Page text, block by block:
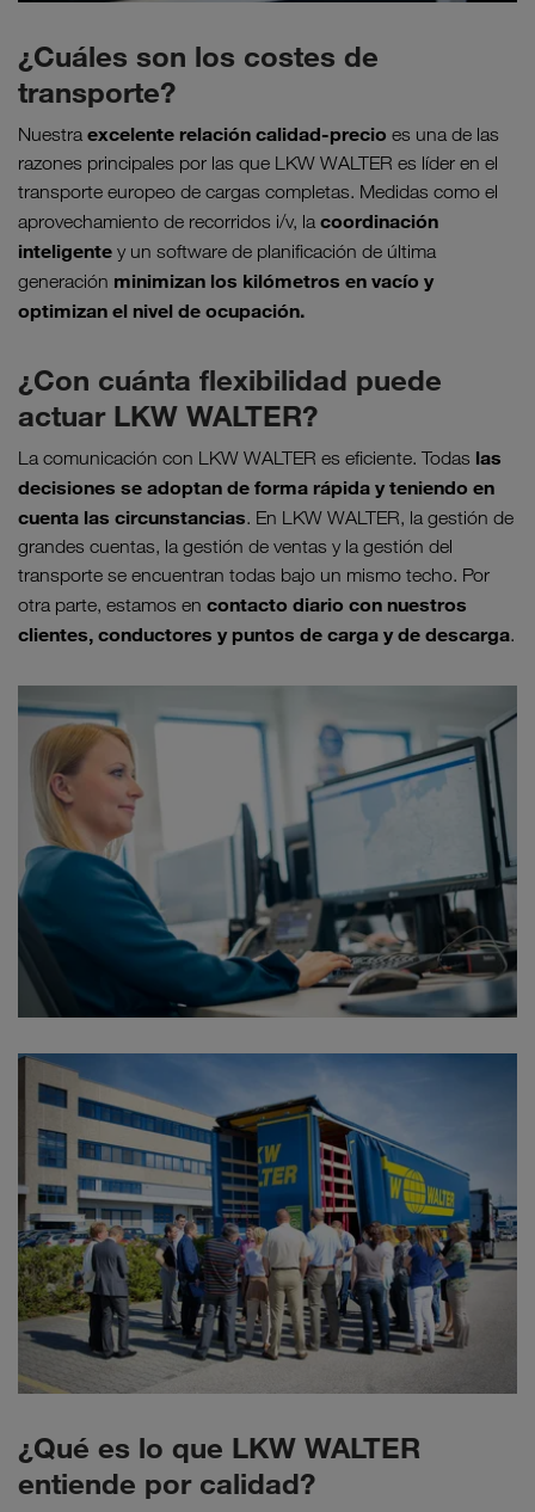
¿Cuáles son los costes de
transporte?
Nuestra excelente relación calidad-precio es una de las
razones principales por las que LKW WALTER es líder en el
transporte europeo de cargas completas. Medidas como el
aprovechamiento de recorridos i/v, la coordinación
inteligente y un software de planificación de última
generación minimizan los kilómetros en vacío y
optimizan el nivel de ocupación.
¿Con cuánta flexibilidad puede
actuar LKW WALTER?
La comunicación con LKW WALTER es eficiente. Todas las
decisiones se adoptan de forma rápida y teniendo en
cuenta las circunstancias. En LKW WALTER, la gestión de
grandes cuentas, la gestión de ventas y la gestión del
transporte se encuentran todas bajo un mismo techo. Por
otra parte, estamos en contacto diario con nuestros
clientes, conductores y puntos de carga y de descarga.
¿Qué es lo que LKW WALTER
entiende por calidad?